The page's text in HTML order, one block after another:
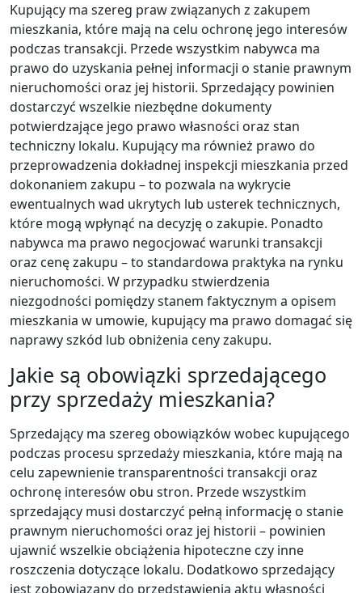
Kupujący ma szereg praw związanych z zakupem
mieszkania, które mają na celu ochronę jego interesów
podczas transakcji. Przede wszystkim nabywca ma
prawo do uzyskania pełnej informacji o stanie prawnym
nieruchomości oraz jej historii. Sprzedający powinien
dostarczyć wszelkie niezbędne dokumenty
potwierdzające jego prawo własności oraz stan
techniczny lokalu. Kupujący ma również prawo do
przeprowadzenia dokładnej inspekcji mieszkania przed
dokonaniem zakupu – to pozwala na wykrycie
ewentualnych wad ukrytych lub usterek technicznych,
które mogą wpłynąć na decyzję o zakupie. Ponadto
nabywca ma prawo negocjować warunki transakcji
oraz cenę zakupu – to standardowa praktyka na rynku
nieruchomości. W przypadku stwierdzenia
niezgodności pomiędzy stanem faktycznym a opisem
mieszkania w umowie, kupujący ma prawo domagać się
naprawy szkód lub obniżenia ceny zakupu.
Jakie są obowiązki sprzedającego
przy sprzedaży mieszkania?
Sprzedający ma szereg obowiązków wobec kupującego
podczas procesu sprzedaży mieszkania, które mają na
celu zapewnienie transparentności transakcji oraz
ochronę interesów obu stron. Przede wszystkim
sprzedający musi dostarczyć pełną informację o stanie
prawnym nieruchomości oraz jej historii – powinien
ujawnić wszelkie obciążenia hipoteczne czy inne
roszczenia dotyczące lokalu. Dodatkowo sprzedający
jest zobowiązany do przedstawienia aktu własności